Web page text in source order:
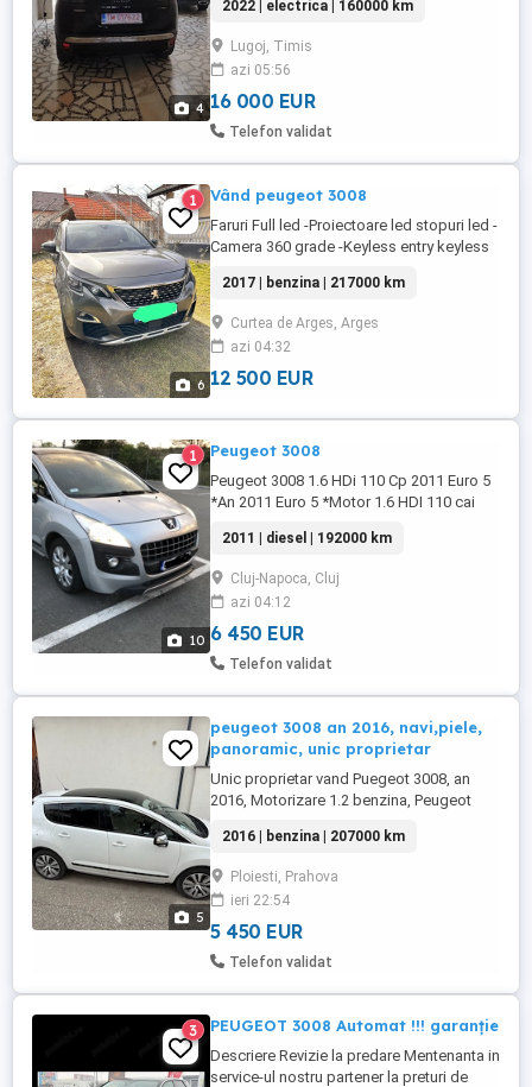
4
detali la telefon
2022 | electrica | 160000 km
Lugoj, Timis
azi 05:56
16 000 EUR
Telefon validat
6
1 Vând peugeot 3008
Faruri Full led -Proiectoare led stopuri led -
Camera 360 grade -Keyless entry keyless
-Avertizare unghi mort -Navigație -Senzori
parcare față-spate -Plafon negru
panoramic -Pachet complet siguranta
activa si pasiva : airbag frontal, lateral,
cortina ...
2017 | benzina | 217000 km
Curtea de Arges, Arges
azi 04:32
12 500 EUR
10
1 Peugeot 3008
Peugeot 3008 1.6 HDi 110 Cp 2011 Euro 5
*An 2011 Euro 5 *Motor 1.6 HDI 110 cai
*VF30U9HR8BS223578 *Bielete de
direcție, antiruliu, pivoți schimbate *Cutie
viteze automată (robotizată)6+1 viteze
*Panoramic *Perdelute geamuri, folie UV
Masterfol *Dublu climatronic *Comenzi ...
2011 | diesel | 192000 km
Cluj-Napoca, Cluj
azi 04:12
6 450 EUR
Telefon validat
5
peugeot 3008 an 2016, navi,piele,
panoramic, unic proprietar
Unic proprietar vand Puegeot 3008, an
2016, Motorizare 1.2 benzina, Peugeot
benzina Km 207.000. Cutie viteze manuala
Dotari : Panoramic, Head up display, clima
bizonala, camera marsarier, faruri
aitomate, Stare excelenta, control
tracțiune, Hill Holder, Isofix, USB, ...
2016 | benzina | 207000 km
Ploiesti, Prahova
ieri 22:54
5 450 EUR
Telefon validat
3 PEUGEOT 3008 Automat !!! garanție
Descriere Revizie la predare Mentenanta in
service-ul nostru partener la preturi de